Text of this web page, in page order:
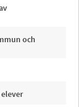
och